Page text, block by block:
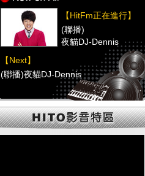
最專業《DJ推薦》好音樂千萬別錯過！
好康報報 最新優惠訊息都在這！
【HitFm正在進行】
(聯播)
夜貓DJ-Dennis
【Next】
(聯播)夜貓DJ-Dennis
【HitFm正在進行】
(聯播)